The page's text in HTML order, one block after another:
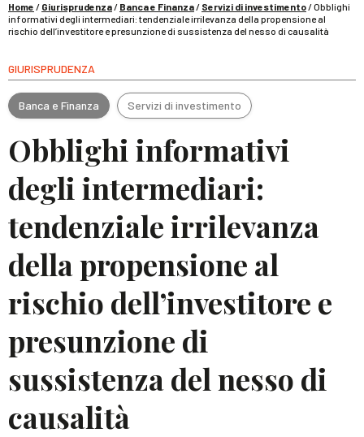
SCOPRI I DETTAGLI
Home / Giurisprudenza/ Banca e Finanza/ Servizi di investimento/Obblighi
informativi degli intermediari: tendenziale irrilevanza della propensione al
rischio dell’investitore e presunzione di sussistenza del nesso di causalità
GIURISPRUDENZA
Banca e Finanza Servizi di investimento
Obblighi informativi
degli intermediari:
tendenziale irrilevanza
della propensione al
rischio dell’investitore e
presunzione di
sussistenza del nesso di
causalità